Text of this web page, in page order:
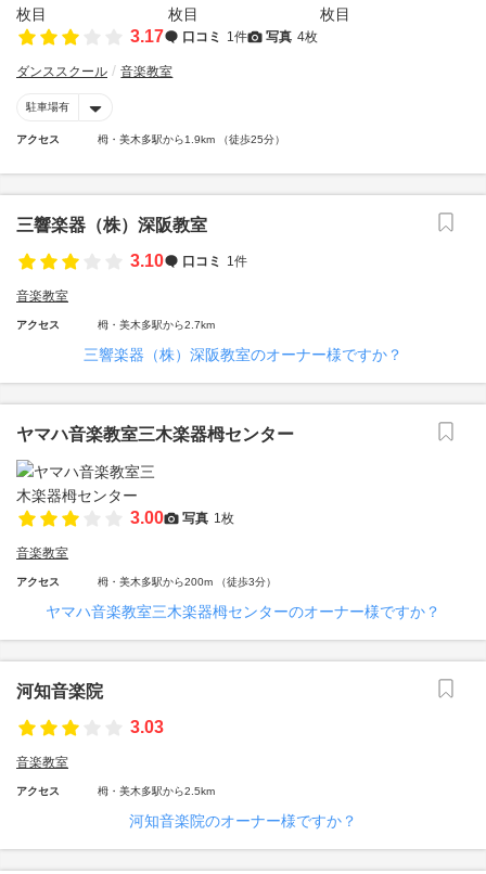
3.17 口コミ 1件 写真 4枚
ダンススクール 音楽教室
駐車場有
アクセス 栂・美木多駅から1.9km （徒歩25分）
三響楽器（株）深阪教室
3.10
口コミ 1件
音楽教室
アクセス 栂・美木多駅から2.7km
三響楽器（株）深阪教室のオーナー様ですか？
ヤマハ音楽教室三木楽器栂センター
3.00 写真 1枚
音楽教室
アクセス 栂・美木多駅から200m （徒歩3分）
ヤマハ音楽教室三木楽器栂センターのオーナー様ですか？
河知音楽院
3.03
音楽教室
アクセス 栂・美木多駅から2.5km
河知音楽院のオーナー様ですか？